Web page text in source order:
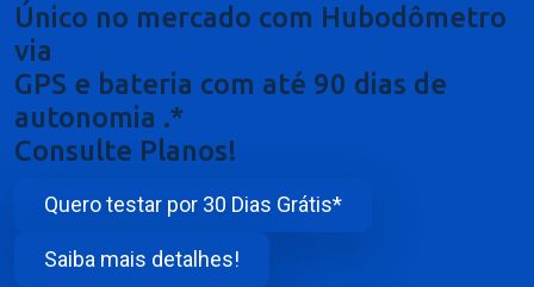
Único no mercado com Hubodômetro
via
GPS e bateria com até 90 dias de
autonomia .*
Consulte Planos!
Quero testar por 30 Dias Grátis*
Saiba mais detalhes!